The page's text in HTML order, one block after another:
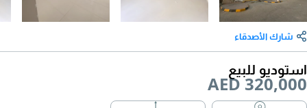
شارك الأصدقاء
استوديو للبيع
AED 320,000